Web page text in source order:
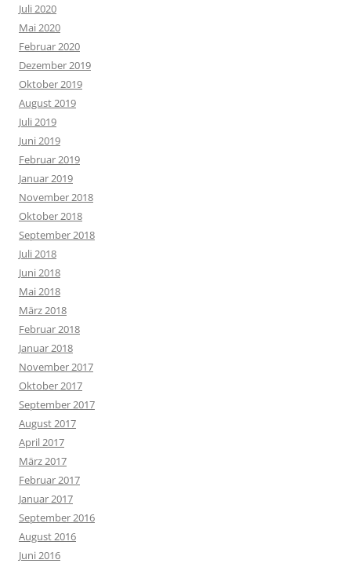
Juli 2020
Mai 2020
Februar 2020
Dezember 2019
Oktober 2019
August 2019
Juli 2019
Juni 2019
Februar 2019
Januar 2019
November 2018
Oktober 2018
September 2018
Juli 2018
Juni 2018
Mai 2018
März 2018
Februar 2018
Januar 2018
November 2017
Oktober 2017
September 2017
August 2017
April 2017
März 2017
Februar 2017
Januar 2017
September 2016
August 2016
Juni 2016